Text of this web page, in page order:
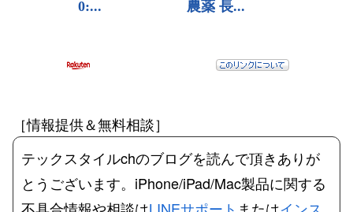
［情報提供＆無料相談］
テックスタイルchのブログを読んで頂きありが
とうございます。iPhone/iPad/Mac製品に関する